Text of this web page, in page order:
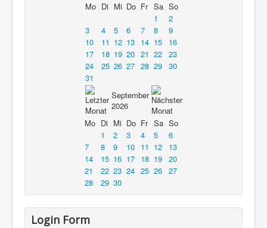
Mo Di Mi Do Fr Sa So
1
2
3
4 5 6 7 8
9
10
11 12 13 14 15
16
17
18 19 20 21 22
23
24
25 26 27 28 29
30
31
September
2026
Mo Di Mi Do Fr Sa So
1
2 3 4 5
6
7
8 9 10 11 12
13
14
15 16 17 18 19
20
21
22 23 24 25 26
27
28
29 30
Login Form